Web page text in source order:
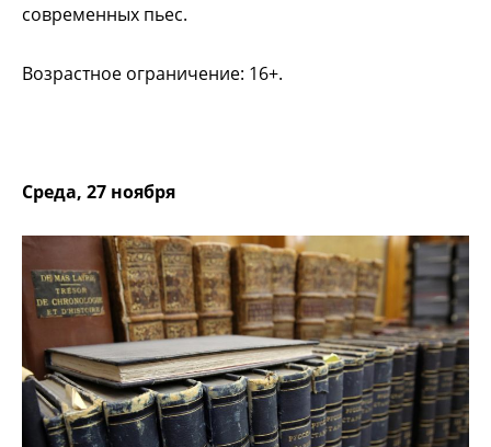
современных пьес.
Возрастное ограничение: 16+.
Среда, 27 ноября